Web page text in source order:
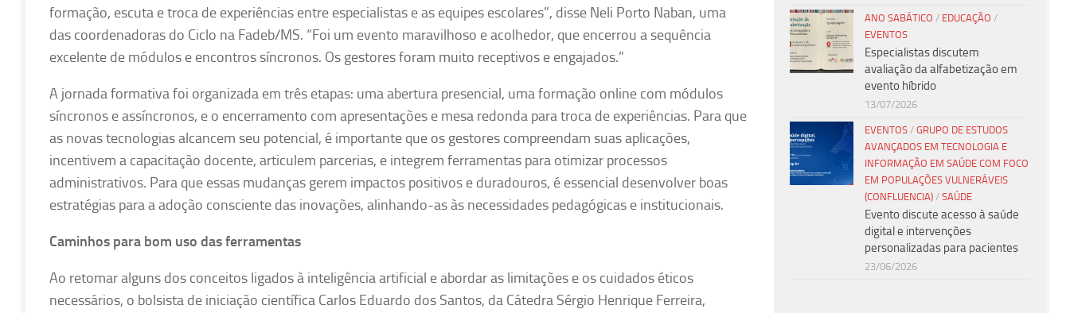
formação, escuta e troca de experiências entre especialistas e as equipes escolares”, disse Neli Porto Naban, uma
das coordenadoras do Ciclo na Fadeb/MS. “Foi um evento maravilhoso e acolhedor, que encerrou a sequência
excelente de módulos e encontros síncronos. Os gestores foram muito receptivos e engajados.”
A jornada formativa foi organizada em três etapas: uma abertura presencial, uma formação online com módulos
síncronos e assíncronos, e o encerramento com apresentações e mesa redonda para troca de experiências. Para que
as novas tecnologias alcancem seu potencial, é importante que os gestores compreendam suas aplicações,
incentivem a capacitação docente, articulem parcerias, e integrem ferramentas para otimizar processos
administrativos. Para que essas mudanças gerem impactos positivos e duradouros, é essencial desenvolver boas
estratégias para a adoção consciente das inovações, alinhando-as às necessidades pedagógicas e institucionais.
Caminhos para bom uso das ferramentas
Ao retomar alguns dos conceitos ligados à inteligência artificial e abordar as limitações e os cuidados éticos
necessários, o bolsista de iniciação científica Carlos Eduardo dos Santos, da Cátedra Sérgio Henrique Ferreira,
ANO SABÁTICO / EDUCAÇÃO /
EVENTOS
Especialistas discutem
avaliação da alfabetização em
evento híbrido
13/07/2026
EVENTOS / GRUPO DE ESTUDOS
AVANÇADOS EM TECNOLOGIA E
INFORMAÇÃO EM SAÚDE COM FOCO
EM POPULAÇÕES VULNERÁVEIS
(CONFLUENCIA) / SAÚDE
Evento discute acesso à saúde
digital e intervenções
personalizadas para pacientes
23/06/2026